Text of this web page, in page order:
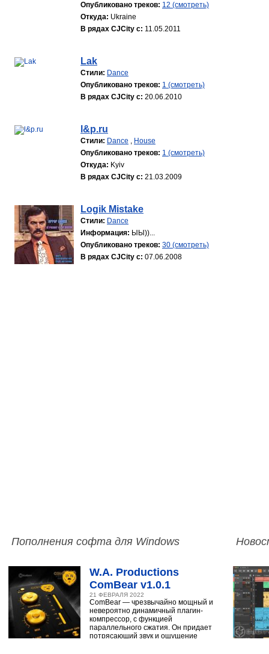
Опубликовано треков: 12 (смотреть)
Откуда: Ukraine
В рядах CJCity с: 11.05.2011
Lak
Стили: Dance
Опубликовано треков: 1 (смотреть)
В рядах CJCity с: 20.06.2010
l&p.ru
Стили: Dance , House
Опубликовано треков: 1 (смотреть)
Откуда: Kyiv
В рядах CJCity с: 21.03.2009
Logik Mistake
Стили: Dance
Информация: ЫЫ))...
Опубликовано треков: 30 (смотреть)
В рядах CJCity с: 07.06.2008
Пополнения софта для Windows
W.A. Productions
ComBear v1.0.1
21 ФЕВРАЛЯ 2022
ComBear — чрезвычайно мощный и
невероятно динамичный плагин-
компрессор, с функцией
параллельного сжатия. Он придает
потрясающий звук и ощущение